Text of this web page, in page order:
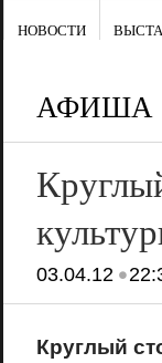
НОВОСТИ
АФИША
03.04.12•
Круглый